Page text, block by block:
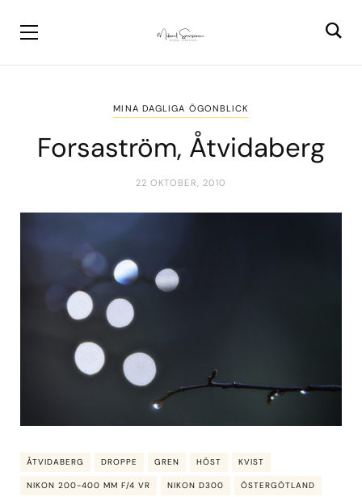
MINA DAGLIGA ÖGONBLICK
Forsaström, Åtvidaberg
22 OKTOBER, 2010
ÅTVIDABERG DROPPE GREN HÖST KVIST
NIKON 200-400 MM F/4 VR NIKON D300 ÖSTERGÖTLAND